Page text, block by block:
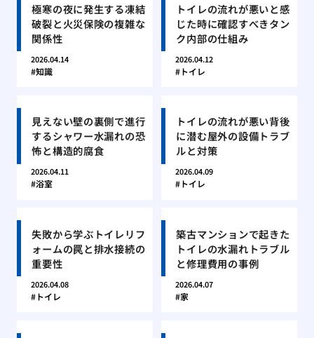
極寒の夜に発生する凍結
破裂と火災保険の複雑な
関係性
2026.04.14
知識
トイレの流れが悪いと感
じた時に確認すべきタン
ク内部の仕組み
2026.04.12
トイレ
見えない壁の裏側で進行
するシャワー水漏れの恐
怖と構造的腐食
2026.04.11
浴室
トイレの流れが悪い背後
に潜む屋外の設備トラブ
ルと対策
2026.04.09
トイレ
失敗から学ぶトイレリフ
ォームの罠と排水接続の
重要性
2026.04.08
トイレ
築古マンションで起きた
トイレの水漏れトラブル
と修理費用の事例
2026.04.07
家